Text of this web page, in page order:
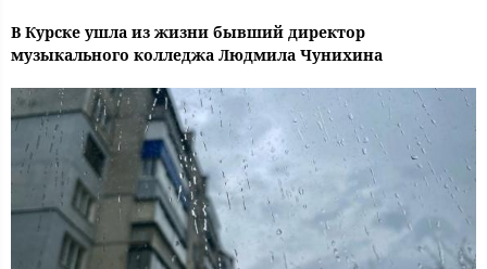
В Курске ушла из жизни бывший директор
музыкального колледжа Людмила Чунихина